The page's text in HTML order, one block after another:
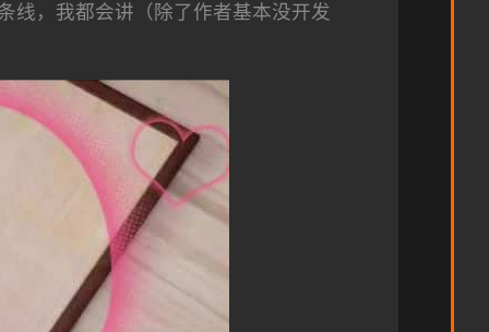
线，我都会讲（除了作者基本没开发